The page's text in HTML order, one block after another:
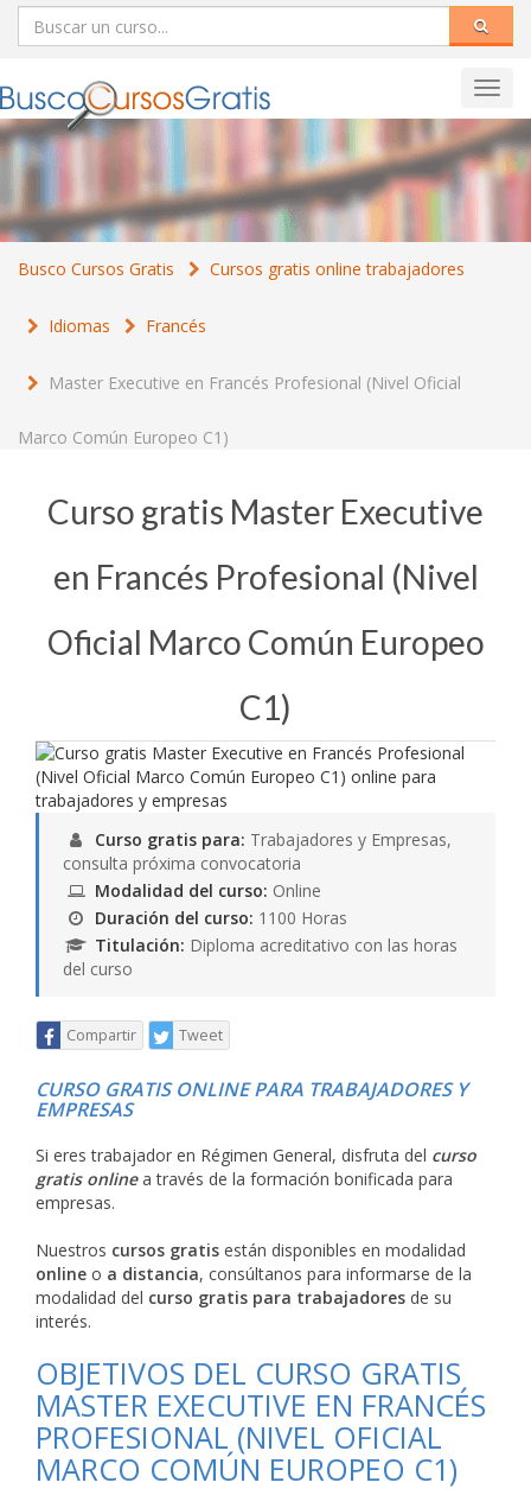
Busco Cursos Gratis Cursos gratis online trabajadores
Idiomas Francés
Master Executive en Francés Profesional (Nivel Oficial
Marco Común Europeo C1)
Curso gratis Master Executive
en Francés Profesional (Nivel
Oficial Marco Común Europeo
C1)
Curso gratis para: Trabajadores y Empresas,
consulta próxima convocatoria
Modalidad del curso: Online
Duración del curso: 1100 Horas
Titulación: Diploma acreditativo con las horas
del curso
Compartir Tweet
CURSO GRATIS ONLINE PARA TRABAJADORES Y
EMPRESAS
Si eres trabajador en Régimen General, disfruta del curso
gratis onlinea través de la formación bonificada para
empresas.
Nuestros cursos gratis están disponibles en modalidad
online o a distancia, consúltanos para informarse de la
modalidad del curso gratis para trabajadores de su
interés.
OBJETIVOS DEL CURSO GRATIS
MASTER EXECUTIVE EN FRANCÉS
PROFESIONAL (NIVEL OFICIAL
MARCO COMÚN EUROPEO C1)